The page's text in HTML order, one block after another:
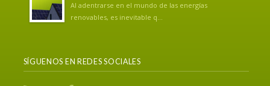
Al adentrarse en el mundo de las energías
renovables, es inevitable q...
SÍGUENOS EN REDES SOCIALES